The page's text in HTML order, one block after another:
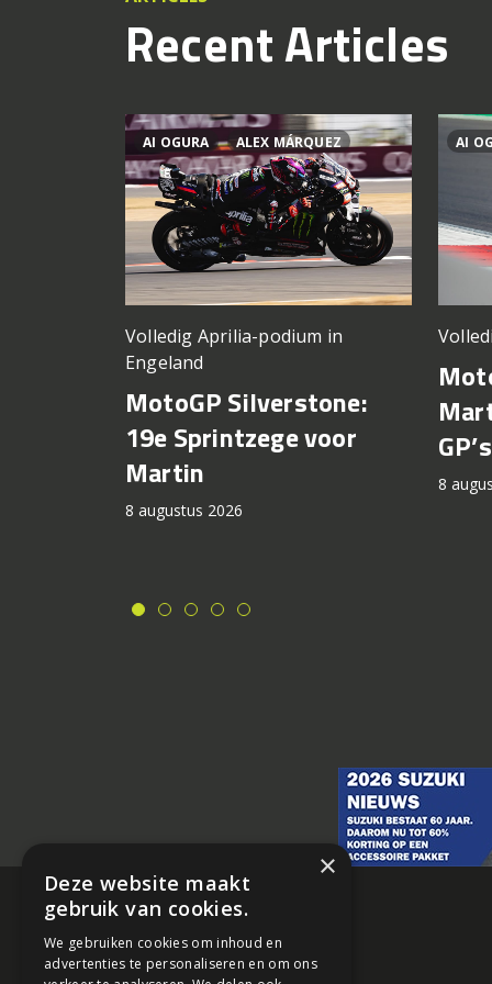
Recent Articles
AI OGURA ALEX MÁRQUEZ
Volledig Aprilia-podium in
Engeland
MotoGP Silverstone:
19e Sprintzege voor
Martin
8 augustus 2026
AI
GP’s
8
×
Deze website maakt
gebruik van cookies.
We gebruiken cookies om inhoud en
advertenties te personaliseren en om ons